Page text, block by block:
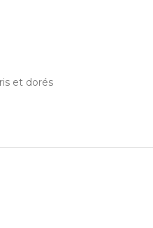
et dorés